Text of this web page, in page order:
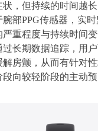
，但持续的时间越
部PPG传感器，实
严重程度与持续时间
长期数据追踪，用
房颤，从而有针对
向较轻阶段的主动预